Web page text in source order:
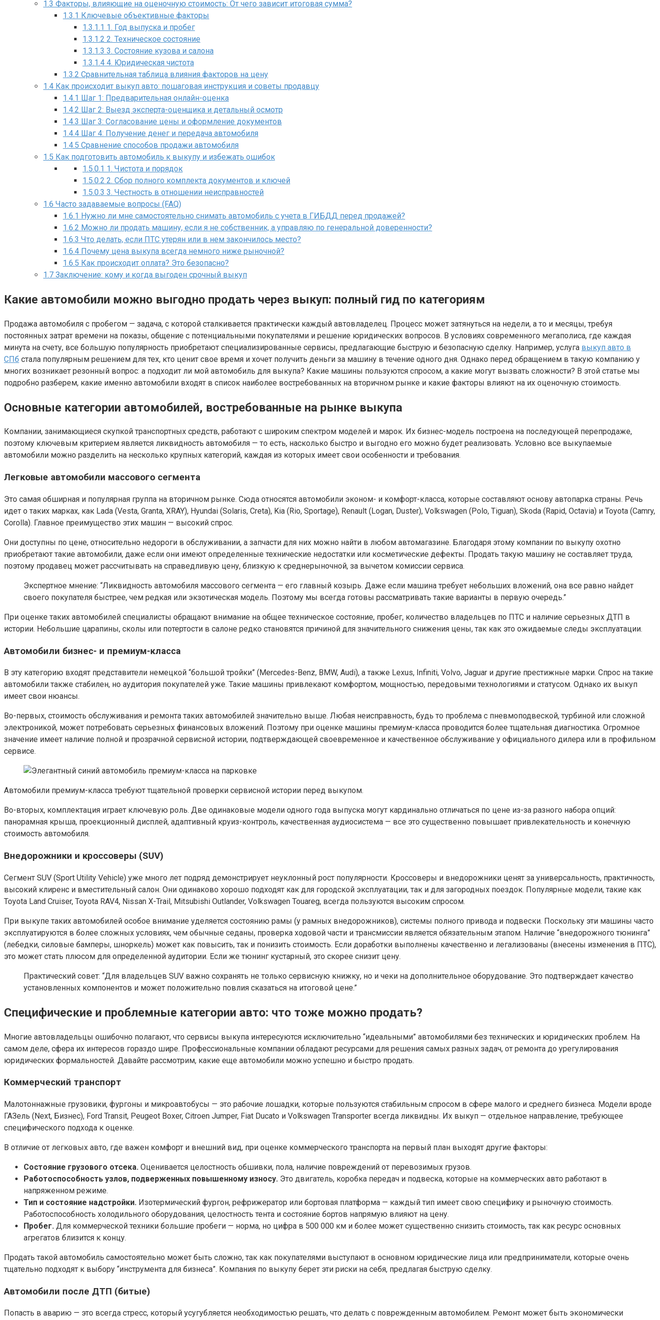
1.3 Факторы, влияющие на оценочную стоимость: От чего зависит итоговая сумма?
1.3.1 Ключевые объективные факторы
1.3.1.1 1. Год выпуска и пробег
1.3.1.2 2. Техническое состояние
1.3.1.3 3. Состояние кузова и салона
1.3.1.4 4. Юридическая чистота
1.3.2 Сравнительная таблица влияния факторов на цену
1.4 Как происходит выкуп авто: пошаговая инструкция и советы продавцу
1.4.1 Шаг 1: Предварительная онлайн-оценка
1.4.2 Шаг 2: Выезд эксперта-оценщика и детальный осмотр
1.4.3 Шаг 3: Согласование цены и оформление документов
1.4.4 Шаг 4: Получение денег и передача автомобиля
1.4.5 Сравнение способов продажи автомобиля
1.5 Как подготовить автомобиль к выкупу и избежать ошибок
1.5.0.1 1. Чистота и порядок
1.5.0.2 2. Сбор полного комплекта документов и ключей
1.5.0.3 3. Честность в отношении неисправностей
1.6 Часто задаваемые вопросы (FAQ)
1.6.1 Нужно ли мне самостоятельно снимать автомобиль с учета в ГИБДД перед продажей?
1.6.2 Можно ли продать машину, если я не собственник, а управляю по генеральной доверенности?
1.6.3 Что делать, если ПТС утерян или в нем закончилось место?
1.6.4 Почему цена выкупа всегда немного ниже рыночной?
1.6.5 Как происходит оплата? Это безопасно?
1.7 Заключение: кому и когда выгоден срочный выкуп
Какие автомобили можно выгодно продать через выкуп: полный гид по категориям
Продажа автомобиля с пробегом — задача, с которой сталкивается практически каждый автовладелец. Процесс может затянуться на недели, а то и месяцы, требуя
постоянных затрат времени на показы, общение с потенциальными покупателями и решение юридических вопросов. В условиях современного мегаполиса, где каждая
минута на счету, все большую популярность приобретают специализированные сервисы, предлагающие быструю и безопасную сделку. Например, услуга выкуп авто в
СПб стала популярным решением для тех, кто ценит свое время и хочет получить деньги за машину в течение одного дня. Однако перед обращением в такую компанию у
многих возникает резонный вопрос: а подходит ли мой автомобиль для выкупа? Какие машины пользуются спросом, а какие могут вызвать сложности? В этой статье мы
подробно разберем, какие именно автомобили входят в список наиболее востребованных на вторичном рынке и какие факторы влияют на их оценочную стоимость.
Основные категории автомобилей, востребованные на рынке выкупа
Компании, занимающиеся скупкой транспортных средств, работают с широким спектром моделей и марок. Их бизнес-модель построена на последующей перепродаже,
поэтому ключевым критерием является ликвидность автомобиля — то есть, насколько быстро и выгодно его можно будет реализовать. Условно все выкупаемые
автомобили можно разделить на несколько крупных категорий, каждая из которых имеет свои особенности и требования.
Легковые автомобили массового сегмента
Это самая обширная и популярная группа на вторичном рынке. Сюда относятся автомобили эконом- и комфорт-класса, которые составляют основу автопарка страны. Речь
идет о таких марках, как Lada (Vesta, Granta, XRAY), Hyundai (Solaris, Creta), Kia (Rio, Sportage), Renault (Logan, Duster), Volkswagen (Polo, Tiguan), Skoda (Rapid, Octavia) и Toyota (Camry,
Corolla). Главное преимущество этих машин — высокий спрос.
Они доступны по цене, относительно недороги в обслуживании, а запчасти для них можно найти в любом автомагазине. Благодаря этому компании по выкупу охотно
приобретают такие автомобили, даже если они имеют определенные технические недостатки или косметические дефекты. Продать такую машину не составляет труда,
поэтому продавец может рассчитывать на справедливую цену, близкую к среднерыночной, за вычетом комиссии сервиса.
Экспертное мнение: “Ликвидность автомобиля массового сегмента — его главный козырь. Даже если машина требует небольших вложений, она все равно найдет
своего покупателя быстрее, чем редкая или экзотическая модель. Поэтому мы всегда готовы рассматривать такие варианты в первую очередь.”
При оценке таких автомобилей специалисты обращают внимание на общее техническое состояние, пробег, количество владельцев по ПТС и наличие серьезных ДТП в
истории. Небольшие царапины, сколы или потертости в салоне редко становятся причиной для значительного снижения цены, так как это ожидаемые следы эксплуатации.
Автомобили бизнес- и премиум-класса
В эту категорию входят представители немецкой “большой тройки” (Mercedes-Benz, BMW, Audi), а также Lexus, Infiniti, Volvo, Jaguar и другие престижные марки. Спрос на такие
автомобили также стабилен, но аудитория покупателей уже. Такие машины привлекают комфортом, мощностью, передовыми технологиями и статусом. Однако их выкуп
имеет свои нюансы.
Во-первых, стоимость обслуживания и ремонта таких автомобилей значительно выше. Любая неисправность, будь то проблема с пневмоподвеской, турбиной или сложной
электроникой, может потребовать серьезных финансовых вложений. Поэтому при оценке машины премиум-класса проводится более тщательная диагностика. Огромное
значение имеет наличие полной и прозрачной сервисной истории, подтверждающей своевременное и качественное обслуживание у официального дилера или в профильном
сервисе.
Автомобили премиум-класса требуют тщательной проверки сервисной истории перед выкупом.
Во-вторых, комплектация играет ключевую роль. Две одинаковые модели одного года выпуска могут кардинально отличаться по цене из-за разного набора опций:
панорамная крыша, проекционный дисплей, адаптивный круиз-контроль, качественная аудиосистема — все это существенно повышает привлекательность и конечную
стоимость автомобиля.
Внедорожники и кроссоверы (SUV)
Сегмент SUV (Sport Utility Vehicle) уже много лет подряд демонстрирует неуклонный рост популярности. Кроссоверы и внедорожники ценят за универсальность, практичность,
высокий клиренс и вместительный салон. Они одинаково хорошо подходят как для городской эксплуатации, так и для загородных поездок. Популярные модели, такие как
Toyota Land Cruiser, Toyota RAV4, Nissan X-Trail, Mitsubishi Outlander, Volkswagen Touareg, всегда пользуются высоким спросом.
При выкупе таких автомобилей особое внимание уделяется состоянию рамы (у рамных внедорожников), системы полного привода и подвески. Поскольку эти машины часто
эксплуатируются в более сложных условиях, чем обычные седаны, проверка ходовой части и трансмиссии является обязательным этапом. Наличие “внедорожного тюнинга”
(лебедки, силовые бамперы, шноркель) может как повысить, так и понизить стоимость. Если доработки выполнены качественно и легализованы (внесены изменения в ПТС),
это может стать плюсом для определенной аудитории. Если же тюнинг кустарный, это скорее снизит цену.
Практический совет: “Для владельцев SUV важно сохранять не только сервисную книжку, но и чеки на дополнительное оборудование. Это подтверждает качество
установленных компонентов и может положительно повлия сказаться на итоговой цене.”
Специфические и проблемные категории авто: что тоже можно продать?
Многие автовладельцы ошибочно полагают, что сервисы выкупа интересуются исключительно “идеальными” автомобилями без технических и юридических проблем. На
самом деле, сфера их интересов гораздо шире. Профессиональные компании обладают ресурсами для решения самых разных задач, от ремонта до урегулирования
юридических формальностей. Давайте рассмотрим, какие еще автомобили можно успешно и быстро продать.
Коммерческий транспорт
Малотоннажные грузовики, фургоны и микроавтобусы — это рабочие лошадки, которые пользуются стабильным спросом в сфере малого и среднего бизнеса. Модели вроде
ГАЗель (Next, Бизнес), Ford Transit, Peugeot Boxer, Citroen Jumper, Fiat Ducato и Volkswagen Transporter всегда ликвидны. Их выкуп — отдельное направление, требующее
специфического подхода к оценке.
В отличие от легковых авто, где важен комфорт и внешний вид, при оценке коммерческого транспорта на первый план выходят другие факторы:
Состояние грузового отсека. Оценивается целостность обшивки, пола, наличие повреждений от перевозимых грузов.
Работоспособность узлов, подверженных повышенному износу. Это двигатель, коробка передач и подвеска, которые на коммерческих авто работают в
напряженном режиме.
Тип и состояние надстройки. Изотермический фургон, рефрижератор или бортовая платформа — каждый тип имеет свою специфику и рыночную стоимость.
Работоспособность холодильного оборудования, целостность тента и состояние бортов напрямую влияют на цену.
Пробег. Для коммерческой техники большие пробеги — норма, но цифра в 500 000 км и более может существенно снизить стоимость, так как ресурс основных
агрегатов близится к концу.
Продать такой автомобиль самостоятельно может быть сложно, так как покупателями выступают в основном юридические лица или предприниматели, которые очень
тщательно подходят к выбору “инструмента для бизнеса”. Компания по выкупу берет эти риски на себя, предлагая быструю сделку.
Автомобили после ДТП (битые)
Попасть в аварию — это всегда стресс, который усугубляется необходимостью решать, что делать с поврежденным автомобилем. Ремонт может быть экономически